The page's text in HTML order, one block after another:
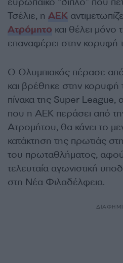
Τσέλιε, η ΑΕΚ
Ατρόμητο και θέλει μόνο
επαναφέρει στην κορυφή
Ο Ολυμπιακός πέρασε
και βρέθηκε στην κορυφή
πίνακα της Super League,
που η ΑΕΚ περάσει από
Ατρομήτου, θα κάνει το
κατάκτηση της πρωτιάς
του πρωταθλήματος,
τελευταία αγωνιστική
στη Νέα Φιλαδέλφεια.